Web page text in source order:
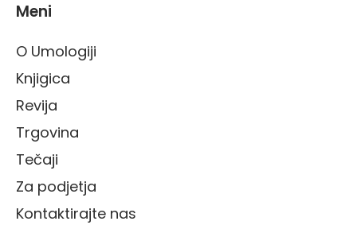
Meni
O Umologiji
Knjigica
Revija
Trgovina
Tečaji
Za podjetja
Kontaktirajte nas